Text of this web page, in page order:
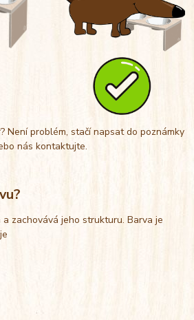
Není problém, stačí napsat do poznámky
nás kontaktujte.
zachovává jeho strukturu. Barva je